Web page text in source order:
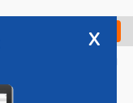
Check in
x